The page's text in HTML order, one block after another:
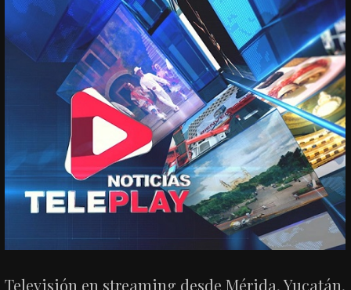
Televisión en streaming desde Mérida, Yucatán.